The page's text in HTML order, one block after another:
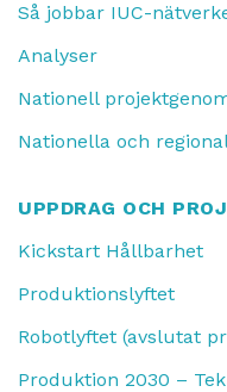
Så jobbar IUC-
Analyser
Nationell
Nationella och
UPPDRAG OCH
Kickstart Hållbarhet
Produktionslyftet
Robotlyftet (avslutat
Produktion 2030 –